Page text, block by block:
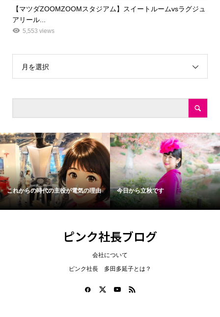
【マツダZOOMZOOMスタジアム】スイートルームvsラグジュ
アリール...
5,553 views
月を選択
これからの時代の主役が電気の理由 今日から立秋です
ピンク社長ブログ
会社について
ピンク社長 多田多延子とは？